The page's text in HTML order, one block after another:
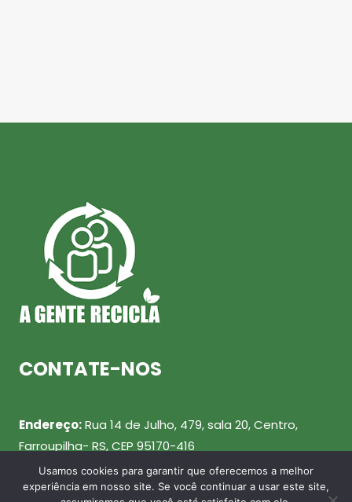
CONTATE-NOS
Endereço:Rua 14 de Julho, 479, sala 20, Centro,
Farroupilha- RS, CEP 95170-416
Telefone: (54) 99943-0461
Usamos cookies para garantir que oferecemos a melhor
experiência em nosso site. Se você continuar a usar este site,